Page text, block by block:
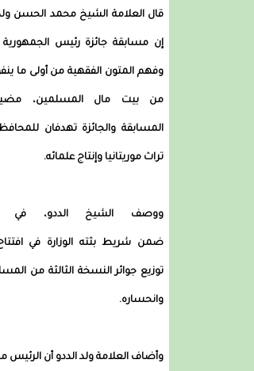
قال العلامة الشيخ محمد الحسن
إن مسابقة جائزة رئيس
وفهم المتون الفقهية من أولى ما
من بيت مال المسلمين،
المسابقة والجائزة تهدفان
تراث موريتانيا وإنتاج علمائه.
ووصف الشيخ الددو، في
ضمن شريط بثته الوزارة في
توزيع جوائر النسخة الثالثة من
وانحساره.
وأضاف العلامة ولد الددو أن الرئيس